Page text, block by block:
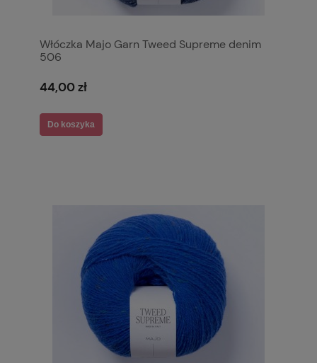
Włóczka Majo Garn Tweed Supreme denim
506
44,00 zł
Do koszyka